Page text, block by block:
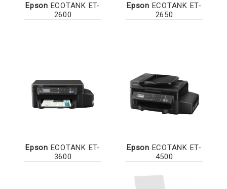
Epson ECOTANK ET-
2600
Epson ECOTANK ET-
2650
Epson ECOTANK ET-
3600
Epson ECOTANK ET-
4500